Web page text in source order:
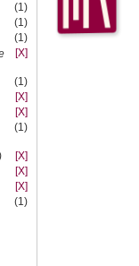
(1)
(1)
(1)
[X]
(1)
[X]
[X]
(1)
[X]
[X]
[X]
(1)